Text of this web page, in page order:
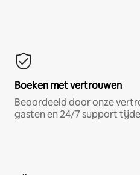
Boeken met vertrouwen
Beoordeeld door onze
gasten en 24/7 support